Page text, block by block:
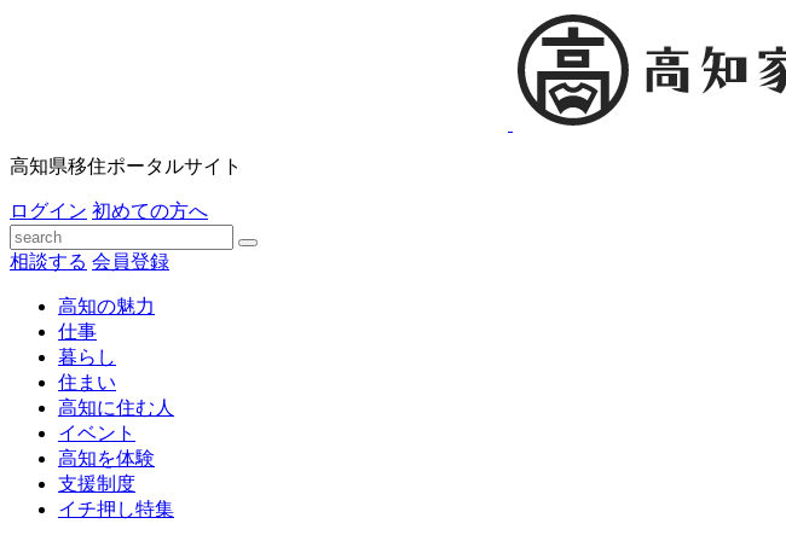
高知県移住ポータルサイト
ログイン 初めての方へ
相談する 会員登録
高知の魅力
仕事
暮らし
住まい
高知に住む人
イベント
高知を体験
支援制度
イチ押し特集